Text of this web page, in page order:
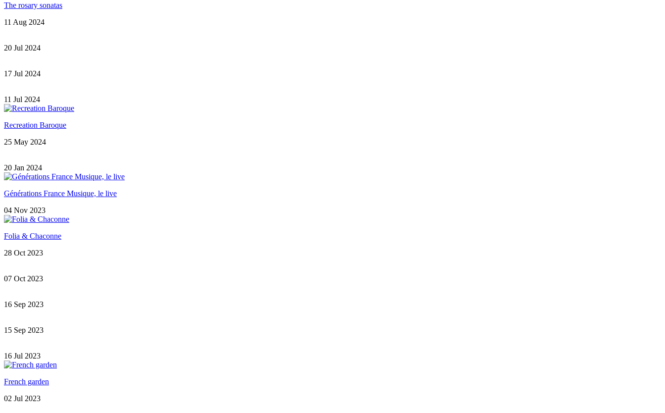
The rosary sonatas
11 Aug 2024
20 Jul 2024
17 Jul 2024
11 Jul 2024
Recreation Baroque
25 May 2024
20 Jan 2024
Générations France Musique, le live
04 Nov 2023
Folia & Chaconne
28 Oct 2023
07 Oct 2023
16 Sep 2023
15 Sep 2023
16 Jul 2023
French garden
02 Jul 2023